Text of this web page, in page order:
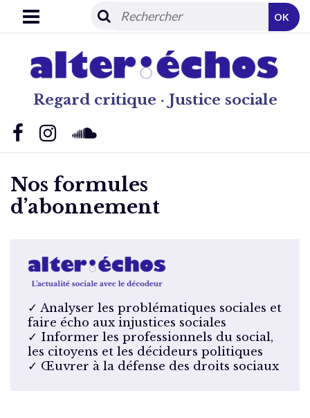
Regard critique · Justice sociale
OK
Nos formules
d’abonnement
✓ Analyser les problématiques sociales et
faire écho aux injustices sociales
✓ Informer les professionnels du social,
les citoyens et les décideurs politiques
✓ Œuvrer à la défense des droits sociaux